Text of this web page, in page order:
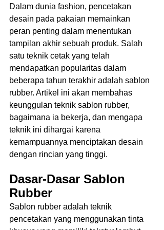
Dalam dunia fashion, pencetakan
desain pada pakaian memainkan
peran penting dalam menentukan
tampilan akhir sebuah produk. Salah
satu teknik cetak yang telah
mendapatkan popularitas dalam
beberapa tahun terakhir adalah sablon
rubber. Artikel ini akan membahas
keunggulan teknik sablon rubber,
bagaimana ia bekerja, dan mengapa
teknik ini dihargai karena
kemampuannya menciptakan desain
dengan rincian yang tinggi.
Dasar-Dasar Sablon
Rubber
Sablon rubber adalah teknik
pencetakan yang menggunakan tinta